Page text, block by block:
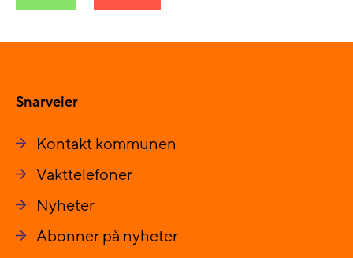
Snarveier
Kontakt kommunen
Vakttelefoner
Nyheter
Abonner på nyheter